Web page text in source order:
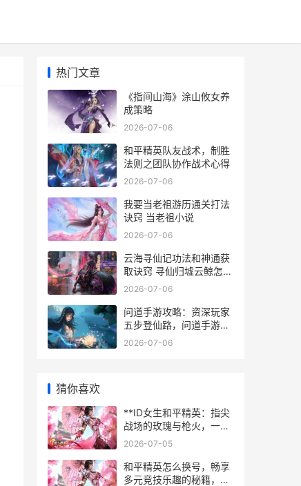
热门文章
《指间山海》涂山攸女养
成策略
2026-07-06
和平精英队友战术，制胜
法则之团队协作战术心得
2026-07-06
我要当老祖游历通关打法
诀窍 当老祖小说
2026-07-06
云海寻仙记功法和神通获
取诀窍 寻仙归墟云鲸怎么
样
2026-07-06
问道手游攻略：资深玩家
五步登仙路，问道手游攻
略：少走弯路的境界提升
2026-07-06
猜你喜欢
**ID女生和平精英：指尖
战场的玫瑰与枪火，一段
关于勇气与成长的副标题
2026-07-05
和平精英怎么换号，畅享
多元竞技乐趣的秘籍，资